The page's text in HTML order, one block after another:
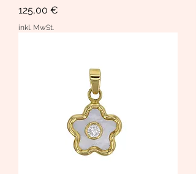
Preis
125,00 €
inkl. MwSt.